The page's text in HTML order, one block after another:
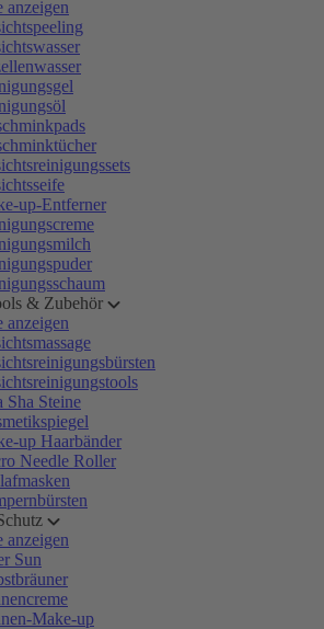
anzeigen
up-Entferner
& Zubehör
anzeigen
Sha Steine
up Haarbänder
Needle Roller
anzeigen
Sun
Make-up